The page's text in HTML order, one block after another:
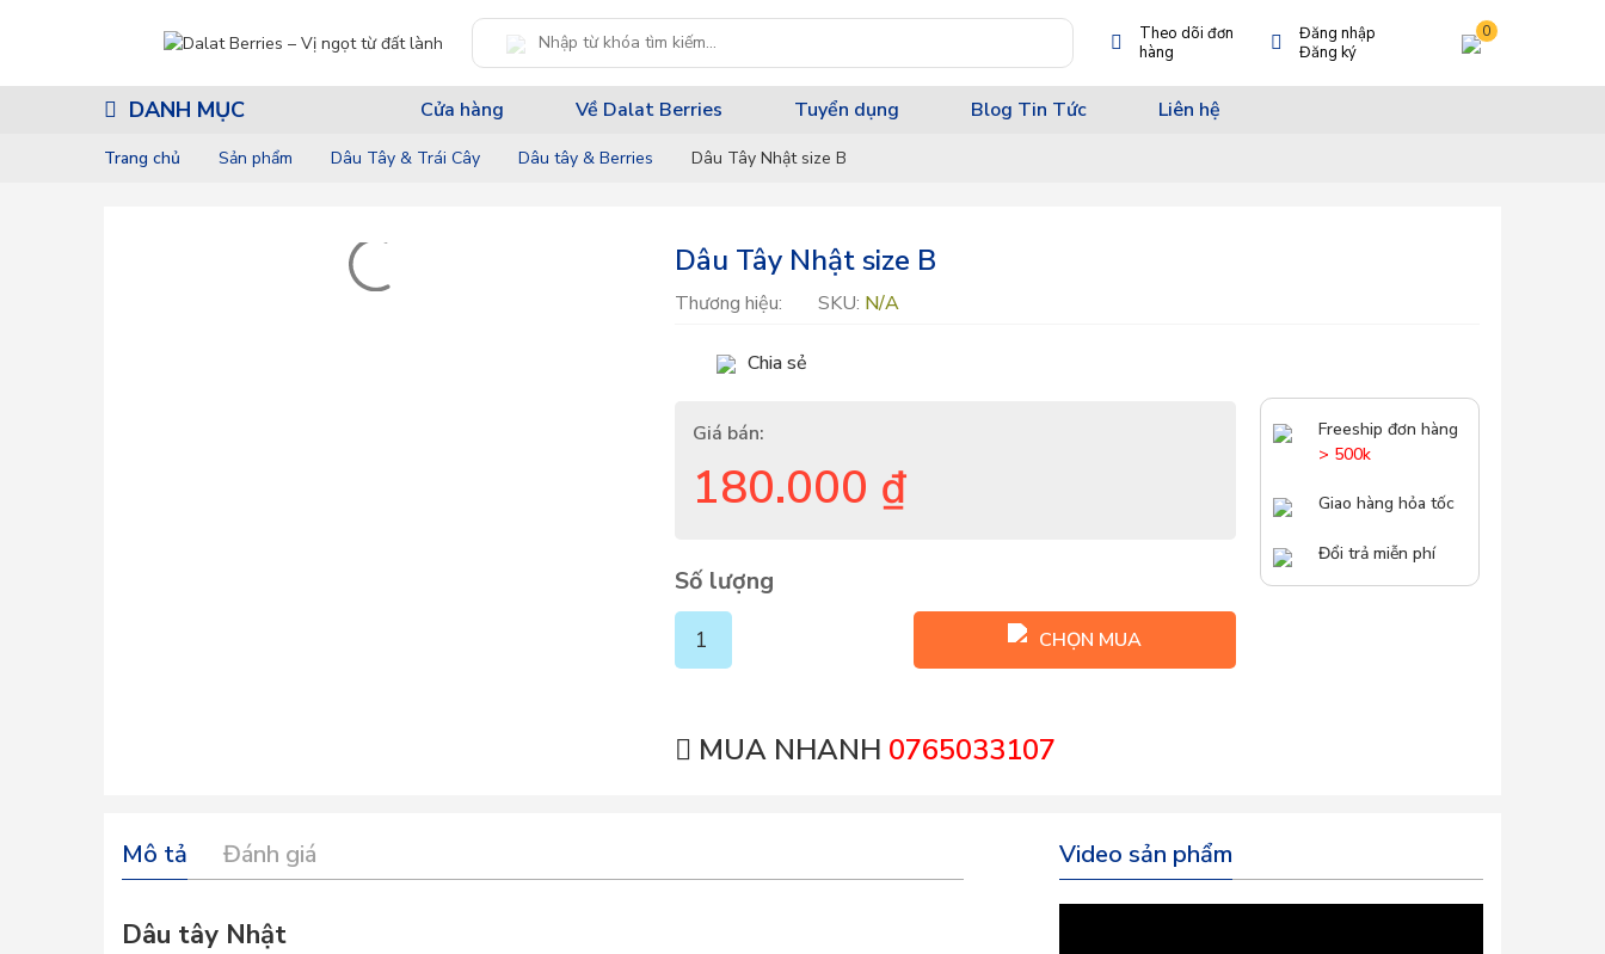
Theo dõi đơn
hàng
Đăng nhập
Đăng ký
0
DANH MỤC Cửa hàng Về Dalat Berries Tuyển dụng Blog Tin Tức Liên hệ
Trang chủ Sản phẩm Dâu Tây & Trái Cây Dâu tây & Berries Dâu Tây Nhật size B
Dâu Tây Nhật size B
Thương hiệu: SKU: N/A
Chia sẻ
Giá bán:
180.000 ₫
Số lượng
CHỌN MUA
MUA NHANH 0765033107
Freeship đơn hàng
> 500k
Giao hàng hỏa tốc
Đổi trả miễn phí
Mô tả Đánh giá
Dâu tây Nhật
Video sản phẩm